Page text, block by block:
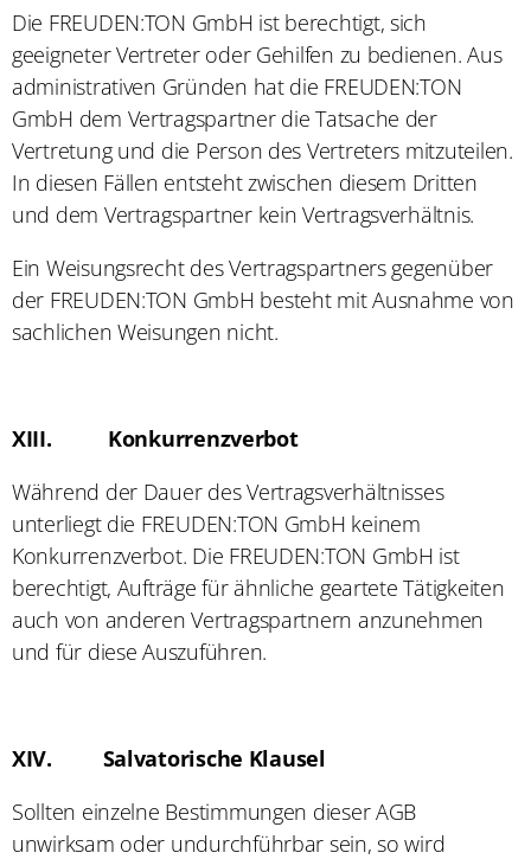
Die FREUDEN:TON GmbH ist berechtigt, sich
geeigneter Vertreter oder Gehilfen zu bedienen. Aus
administrativen Gründen hat die FREUDEN:TON
GmbH dem Vertragspartner die Tatsache der
Vertretung und die Person des Vertreters mitzuteilen.
In diesen Fällen entsteht zwischen diesem Dritten
und dem Vertragspartner kein Vertragsverhältnis.
Ein Weisungsrecht des Vertragspartners gegenüber
der FREUDEN:TON GmbH besteht mit Ausnahme von
sachlichen Weisungen nicht.
XIII.
Konkurrenzverbot
Während der Dauer des Vertragsverhältnisses
unterliegt die FREUDEN:TON GmbH keinem
Konkurrenzverbot. Die FREUDEN:TON GmbH ist
berechtigt, Aufträge für ähnliche geartete Tätigkeiten
auch von anderen Vertragspartnern anzunehmen
und für diese Auszuführen.
XIV.
Salvatorische Klausel
Sollten einzelne Bestimmungen dieser AGB
unwirksam oder undurchführbar sein, so wird